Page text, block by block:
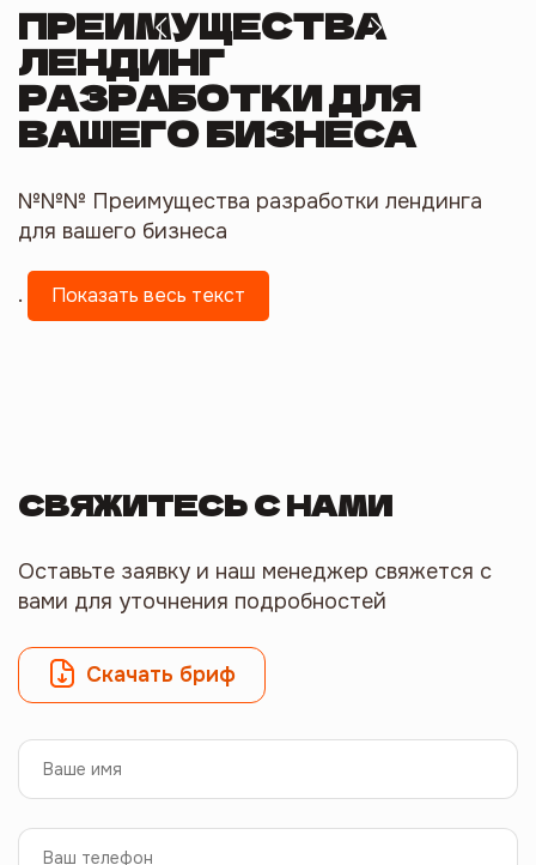
ПРЕИМУЩЕСТВА
ЛЕНДИНГ
РАЗРАБОТКИ ДЛЯ
ВАШЕГО БИЗНЕСА
№№№ Преимущества разработки лендинга
для вашего бизнеса
. Показать весь текст
СВЯЖИТЕСЬ С НАМИ
Оставьте заявку и наш менеджер свяжется с
вами для уточнения подробностей
Скачать бриф